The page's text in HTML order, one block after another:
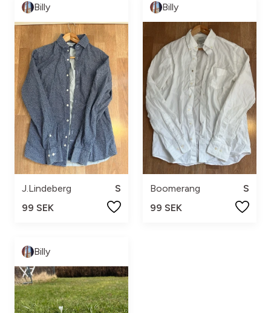
Billy
J.Lindeberg
S
99 SEK
Billy
Boomerang
S
99 SEK
Billy